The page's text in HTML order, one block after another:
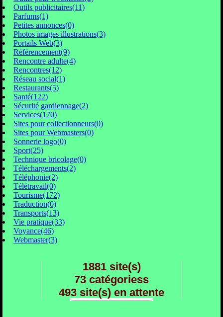
Outils publicitaires(11)
Parfums(1)
Petites annonces(0)
Photos images illustrations(3)
Portails Web(3)
Référencement(9)
Rencontre adulte(4)
Rencontres(12)
Réseau social(1)
Restaurants(5)
Santé(122)
Sécurité gardiennage(2)
Services(170)
Sites pour collectionneurs(0)
Sites pour Webmasters(0)
Sonnerie logo(0)
Sport(25)
Technique bricolage(0)
Téléchargements(2)
Téléphonie(2)
Télétravail(0)
Tourisme(172)
Traduction(0)
Transports(13)
Vie pratique(33)
Voyance(46)
Webmaster(3)
1881 site(s)
73 catégoriess
493 site(s) en attente